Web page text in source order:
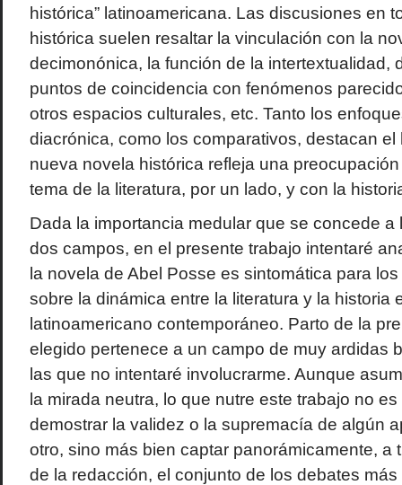
histórica” latinoamericana. Las discusiones en
histórica suelen resaltar la vinculación con la
decimonónica, la función de la intertextualidad,
puntos de coincidencia con fenómenos
otros espacios culturales, etc. Tanto los
diacrónica, como los comparativos, destacan el
nueva novela histórica refleja una
tema de la literatura, por un lado, y con la
Dada la importancia medular que se concede a
dos campos, en el presente trabajo intentaré
la novela de Abel Posse es sintomática para
sobre la dinámica entre la literatura y la historia
latinoamericano contemporáneo. Parto de la
elegido pertenece a un campo de muy ardidas
las que no intentaré involucrarme. Aunque
la mirada neutra, lo que nutre este trabajo no
demostrar la validez o la supremacía de algún
otro, sino más bien captar panorámicamente, a
de la redacción, el conjunto de los debates